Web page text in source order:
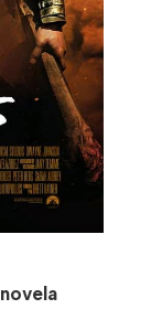
novela